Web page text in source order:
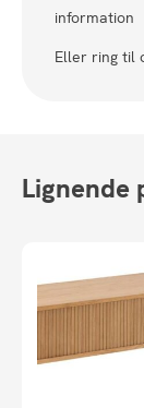
information
Eller ring til
Lignende